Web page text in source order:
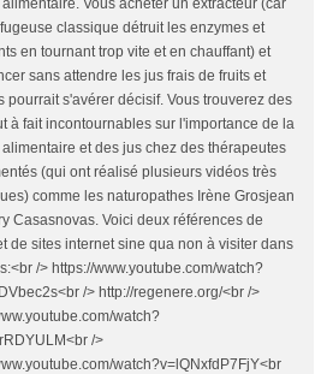
classique détruit les enzymes et
en tournant trop vite et en chauffant) et
sans attendre les jus frais de fruits et
pourrait s'avérer décisif. Vous trouverez des
à fait incontournables sur l'importance de la
et des jus chez des thérapeutes
(qui ont réalisé plusieurs vidéos très
comme les naturopathes Irène Grosjean
Casasnovas. Voici deux références de
de sites internet sine qua non à visiter dans
/> https://www.youtube.com/watch?
/> http://regenere.org/<br />
watch?
/>
watch?v=lQNxfdP7FjY<br